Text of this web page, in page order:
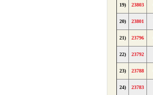
19) 23803
20) 23801
21) 23796
22) 23792
23) 23788
24) 23783